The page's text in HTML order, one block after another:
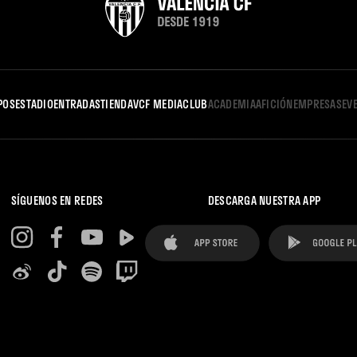
ESTADIOENTRADASTIENDAVCF MEDIACLUBACADEMIAAFICIÓNEMPRESAS
SÍGUENOS EN REDES DESCARGA NUESTRA APP